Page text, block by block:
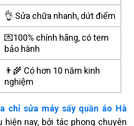
👌 Sửa chữa nhanh, dứt điểm
💌100% chính hãng, có tem
bảo hành
👨‍🌾 Có hơn 10 năm kinh
nghiệm
chỉ sửa máy sấy quần áo Hà
hiện nay, bởi tác phong chuyên